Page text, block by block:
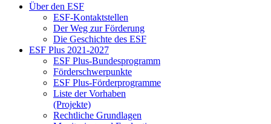
Über den ESF
ESF-Kon­takt­stel­len
Der Weg zur För­de­rung
Die Ge­schich­te des ESF
ESF Plus 2021-2027
ESF Plus-Bun­des­pro­gramm
För­der­schwer­punk­te
ESF Plus-För­der­pro­gram­me
Lis­te der Vor­ha­ben
(Pro­jek­te)
Recht­li­che Grund­la­gen